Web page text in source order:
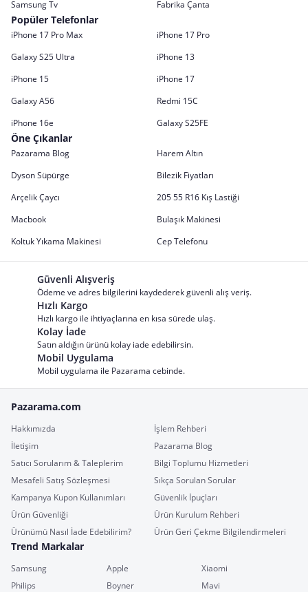
Samsung Tv Fabrika Çanta
Popüler Telefonlar
iPhone 17 Pro Max
iPhone 17 Pro
Galaxy S25 Ultra
iPhone 13
iPhone 15
iPhone 17
Galaxy A56
Redmi 15C
iPhone 16e
Galaxy S25FE
Öne Çıkanlar
Pazarama Blog
Harem Altın
Dyson Süpürge
Bilezik Fiyatları
Arçelik Çaycı
205 55 R16 Kış Lastiği
Macbook
Bulaşık Makinesi
Koltuk Yıkama Makinesi
Cep Telefonu
Güvenli Alışveriş
Ödeme ve adres bilgilerini kaydederek güvenli alış veriş.
Hızlı Kargo
Hızlı kargo ile ihtiyaçlarına en kısa sürede ulaş.
Kolay İade
Satın aldığın ürünü kolay iade edebilirsin.
Mobil Uygulama
Mobil uygulama ile Pazarama cebinde.
Pazarama.com
Hakkımızda
İşlem Rehberi
İletişim
Pazarama Blog
Satıcı Sorularım & Taleplerim
Bilgi Toplumu Hizmetleri
Mesafeli Satış Sözleşmesi
Sıkça Sorulan Sorular
Kampanya Kupon Kullanımları
Güvenlik İpuçları
Ürün Güvenliği
Ürün Kurulum Rehberi
Ürünümü Nasıl İade Edebilirim?
Ürün Geri Çekme Bilgilendirmeleri
Trend Markalar
Samsung Apple
Xiaomi
Philips
Boyner
Mavi